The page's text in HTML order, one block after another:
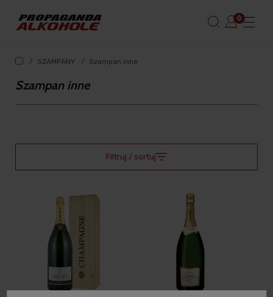
/ SZAMPANY / Szampan inne
Szampan inne
Filtruj / sortuj